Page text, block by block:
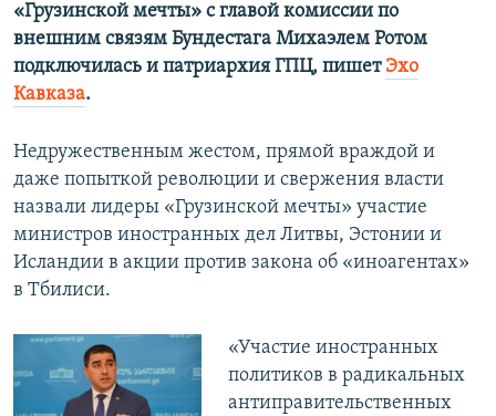
«Грузинской мечты» с главой комиссии по
внешним связям Бундестага Михаэлем Ротом
подключилась и патриархия ГПЦ, пишет Эхо
Кавказа.
Недружественным жестом, прямой враждой и
даже попыткой революции и свержения власти
назвали лидеры «Грузинской мечты» участие
министров иностранных дел Литвы, Эстонии и
Исландии в акции против закона об «иноагентах»
в Тбилиси.
«Участие иностранных
политиков в радикальных
антиправительственных